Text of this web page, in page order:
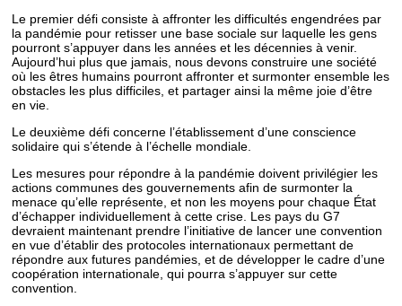
Le premier défi consiste à affronter les difficultés engendrées par
la pandémie pour retisser une base sociale sur laquelle les gens
pourront s’appuyer dans les années et les décennies à venir.
Aujourd’hui plus que jamais, nous devons construire une société
où les êtres humains pourront affronter et surmonter ensemble les
obstacles les plus difficiles, et partager ainsi la même joie d’être
en vie.
Le deuxième défi concerne l’établissement d’une conscience
solidaire qui s’étende à l’échelle mondiale.
Les mesures pour répondre à la pandémie doivent privilégier les
actions communes des gouvernements afin de surmonter la
menace qu’elle représente, et non les moyens pour chaque État
d’échapper individuellement à cette crise. Les pays du G7
devraient maintenant prendre l’initiative de lancer une convention
en vue d’établir des protocoles internationaux permettant de
répondre aux futures pandémies, et de développer le cadre d’une
coopération internationale, qui pourra s’appuyer sur cette
convention.